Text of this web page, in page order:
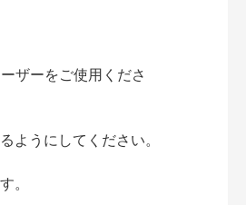
ザーをご使用くださ
うにしてください。
。